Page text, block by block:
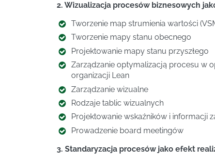
2. Wizualizacja procesów biznesowych
Tworzenie map strumienia wartości
Tworzenie mapy stanu obecnego
Projektowanie mapy stanu przyszłego
Zarządzanie optymalizacją procesu w
organizacji Lean
Zarządzanie wizualne
Rodzaje tablic wizualnych
Projektowanie wskaźników i informacji
Prowadzenie board meetingów
3. Standaryzacja procesów jako efekt